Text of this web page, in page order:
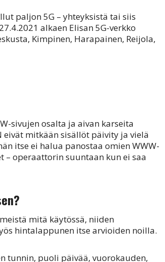
paljon 5G – yhteyksistä tai siis
alkaen Elisan 5G-verkko
Kimpinen, Harapainen, Reijola,
sivujen osalta ja aivan karseita
eivät mitkään sisällöt päivity ja vielä
itse ei halua panostaa omien WWW-
– operaattorin suuntaan kun ei saa
mitä käytössä, niiden
hintalappunen itse arvioiden noilla.
tunnin, puoli päivää, vuorokauden,